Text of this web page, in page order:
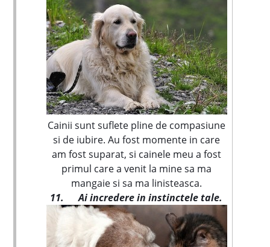
Cainii sunt suflete pline de compasiune
si de iubire. Au fost momente in care
am fost suparat, si cainele meu a fost
primul care a venit la mine sa ma
mangaie si sa ma linisteasca.
11.
Ai incredere in instinctele tale.